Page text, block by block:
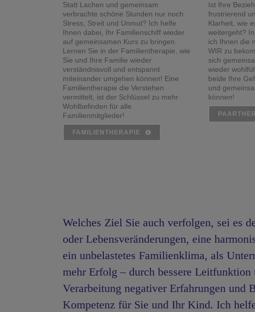
Statt Lachen und gemeinsam
verbrachte schöne Stunden nur noch
Stress, Streit und Unmut? Ich helfe
Ihnen dabei, Ihr Familienschiff wieder
auf gemeinsamen Kurs zu bringen.
Lernen Sie in der Familientherapie, wie
Sie und Ihre Familie wieder
verständnisvoll und entspannt
miteinander umgehen können! Eine
Familientherapie die Verstehen
vermittelt, ist der Schlüssel zu mehr
Wohlbefinden für alle
Familienmitglieder!
FAMILIENTHERAPIE
Ist Ihre
frustrierend
Klarheit, wie
weitergeht?
ich Ihnen die
WIR zu
sich
wieder
beide Ihre
und
können!
Welches Ziel Sie auch verfolgen, sei es
oder Lebensveränderungen, eine
ein unbelastetes Familienklima, als
mehr Erfolg – durch bessere
Verarbeitung negativer Erfahrungen und
Kompetenz für Sie und Ihr Kind. Ich